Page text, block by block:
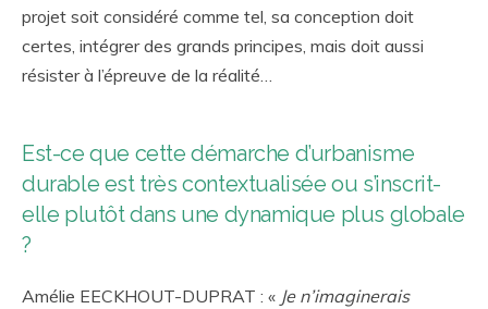
projet soit considéré comme tel, sa conception doit
certes, intégrer des grands principes, mais doit aussi
résister à l’épreuve de la réalité…
Est-ce que cette démarche d’urbanisme
durable est très contextualisée ou s’inscrit-
elle plutôt dans une dynamique plus globale
?
Amélie EECKHOUT-DUPRAT : « Je n’imaginerais